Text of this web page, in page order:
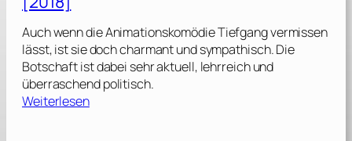
Auch wenn die Animationskomödie Tiefgang vermissen
lässt, ist sie doch charmant und sympathisch. Die
Botschaft ist dabei sehr aktuell, lehrreich und
überraschend politisch.
Weiterlesen: